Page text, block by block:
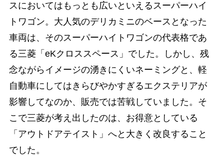
スにおいてはもっとも広いといえるスーパーハイ
トワゴン。大人気のデリカミニのベースとなった
車両は、そのスーパーハイトワゴンの代表格であ
る三菱「eKクロススペース」でした。しかし、残
念ながらイメージの湧きにくいネーミングと、軽
自動車にしてはきらびやかすぎるエクステリアが
影響してなのか、販売では苦戦していました。そ
こで三菱が考え出したのは、お得意としている
「アウトドアテイスト」へと大きく改良すること
でした。